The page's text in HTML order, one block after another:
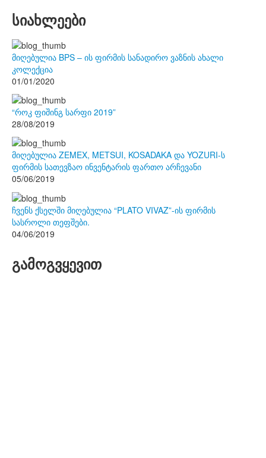
სიახლეები
მიღებულია BPS – ის ფირმის სანადირო ვაზნის ახალი
კოლექცია
01/01/2020
“როკ ფიშინგ სარფი 2019”
28/08/2019
მიღებულია ZEMEX, METSUI, KOSADAKA და YOZURI-ს
ფირმის სათევზაო ინვენტარის ფართო არჩევანი
05/06/2019
ჩვენს ქსელში მიღებულია “PLATO VIVAZ”-ის ფირმის
სასროლი თეფშები.
04/06/2019
გამოგვყევით